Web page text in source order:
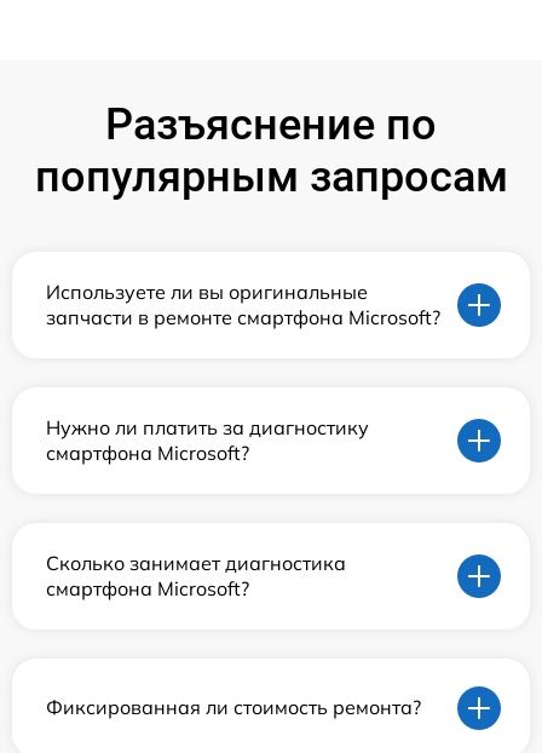
Разъяснение по
популярным запросам
Используете ли вы оригинальные
запчасти в ремонте смартфона Microsoft?
Нужно ли платить за диагностику
смартфона Microsoft?
Сколько занимает диагностика
смартфона Microsoft?
Фиксированная ли стоимость ремонта?